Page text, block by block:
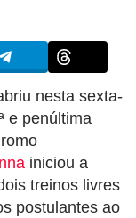
nesta sexta-
e penúltima
iniciou a
treinos livres
postulantes ao